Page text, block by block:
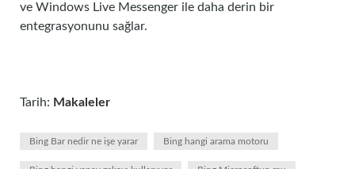
ve Windows Live Messenger ile daha derin bir
entegrasyonunu sağlar.
Tarih: Makaleler
Bing Bar nedir ne işe yarar Bing hangi arama motoru